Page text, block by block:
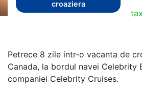
croaziera
Petrece 8 zile intr-o vacanta de
Canada, la bordul navei Celebrity
companiei Celebrity Cruises.